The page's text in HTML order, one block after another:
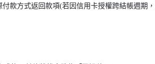
款方式返回款項(若因信用卡授權跨結帳週期